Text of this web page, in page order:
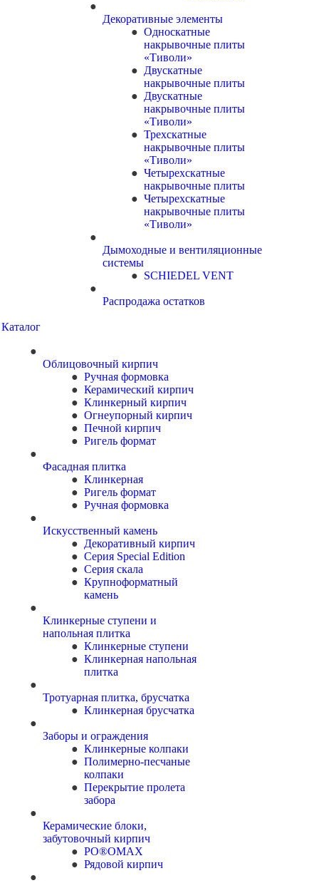
Декоративные элементы
Односкатные
накрывочные плиты
«Тиволи»
Двускатные
накрывочные плиты
Двускатные
накрывочные плиты
«Тиволи»
Трехскатные
накрывочные плиты
«Тиволи»
Четырехскатные
накрывочные плиты
Четырехскатные
накрывочные плиты
«Тиволи»
Дымоходные и вентиляционные
системы
SCHIEDEL VENT
Распродажа остатков
Каталог
Облицовочный кирпич
Ручная формовка
Керамический кирпич
Клинкерный кирпич
Огнеупорный кирпич
Печной кирпич
Ригель формат
Фасадная плитка
Клинкерная
Ригель формат
Ручная формовка
Искусственный камень
Декоративный кирпич
Серия Special Edition
Серия скала
Крупноформатный
камень
Клинкерные ступени и
напольная плитка
Клинкерные ступени
Клинкерная напольная
плитка
Тротуарная плитка, брусчатка
Клинкерная брусчатка
Заборы и ограждения
Клинкерные колпаки
Полимерно-песчаные
колпаки
Перекрытие пролета
забора
Керамические блоки,
забутовочный кирпич
PO®OMAX
Рядовой кирпич